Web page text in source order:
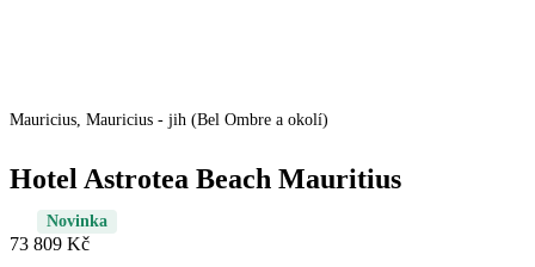
Mauricius, Mauricius - jih (Bel Ombre a okolí)
Hotel Astrotea Beach Mauritius
Novinka
73 809 Kč